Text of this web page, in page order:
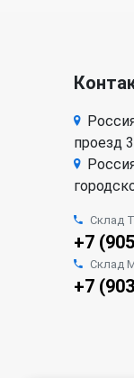
проезд
Склад
+7
Склад
+7